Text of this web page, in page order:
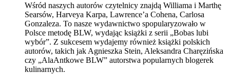
Wśród naszych autorów czytelnicy znajdą Williama i Marthę
Searsów, Harveya Karpa, Lawrence’a Cohena, Carlosa
Gonzaleza. To nasze wydawnictwo spopularyzowało w
Polsce metodę BLW, wydając książki z serii „Bobas lubi
wybór”. Z sukcesem wydajemy również książki polskich
autorów, takich jak Agnieszka Stein, Aleksandra Charęzińska
czy „AlaAntkowe BLW” autorstwa popularnych blogerek
kulinarnych.